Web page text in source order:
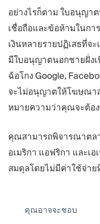
อย่างไรก็ตาม ใบอนุญา
เชื่อถือและข้อห้ามในก
เงินหลายรายปฏิเสธที่จ
มีใบอนุญาตนอกชายฝั่งเ
ฉ้อโกง Google,
จะไม่อนุญาตให้โฆษณา
หมายความว่าคุณจะต้อง
คุณสามารถพิจารณาตล
อเมริกา แอฟริกา และเ
สมดุลโดยไม่มีค่าใช้จ่าย
คุณอาจจะชอบ